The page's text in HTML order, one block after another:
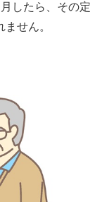
したら、その定
せん。